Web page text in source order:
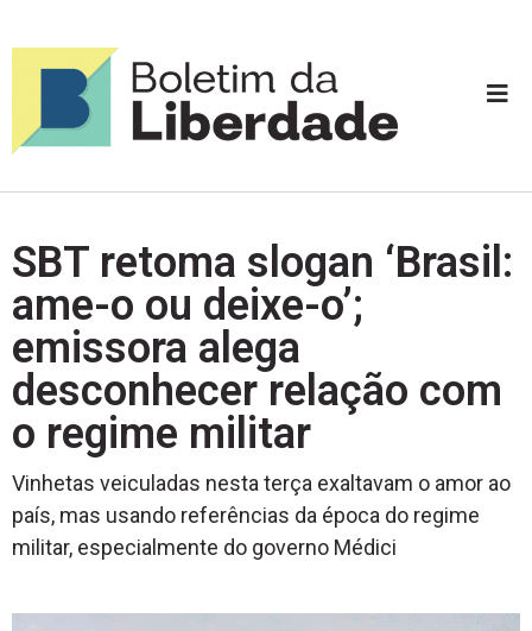
SBT retoma slogan ‘Brasil:
ame-o ou deixe-o’;
emissora alega
desconhecer relação com
o regime militar
Vinhetas veiculadas nesta terça exaltavam o amor ao
país, mas usando referências da época do regime
militar, especialmente do governo Médici